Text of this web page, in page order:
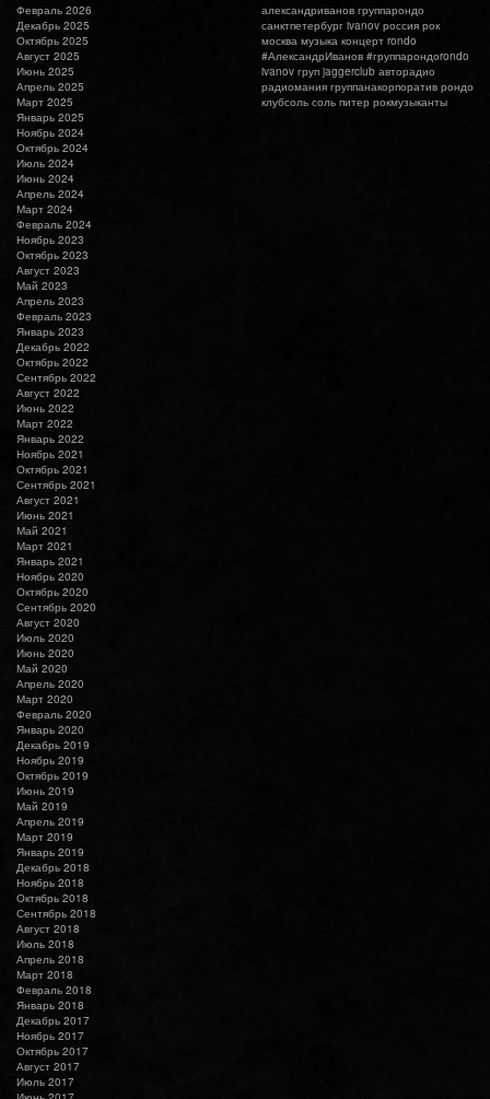
Февраль 2026
Декабрь 2025
Октябрь 2025
Август 2025
Июнь 2025
Апрель 2025
Март 2025
Январь 2025
Ноябрь 2024
Октябрь 2024
Июль 2024
Июнь 2024
Апрель 2024
Март 2024
Февраль 2024
Ноябрь 2023
Октябрь 2023
Август 2023
Май 2023
Апрель 2023
Февраль 2023
Январь 2023
Декабрь 2022
Октябрь 2022
Сентябрь 2022
Август 2022
Июнь 2022
Март 2022
Январь 2022
Ноябрь 2021
Октябрь 2021
Сентябрь 2021
Август 2021
Июнь 2021
Май 2021
Март 2021
Январь 2021
Ноябрь 2020
Октябрь 2020
Сентябрь 2020
Август 2020
Июль 2020
Июнь 2020
Май 2020
Апрель 2020
Март 2020
Февраль 2020
Январь 2020
Декабрь 2019
Ноябрь 2019
Октябрь 2019
Июнь 2019
Май 2019
Апрель 2019
Март 2019
Январь 2019
Декабрь 2018
Ноябрь 2018
Октябрь 2018
Сентябрь 2018
Август 2018
Июль 2018
Апрель 2018
Март 2018
Февраль 2018
Январь 2018
Декабрь 2017
Ноябрь 2017
Октябрь 2017
Август 2017
Июль 2017
александриванов группарондо
санктпетербург ivanov россия рок
москва музыка концерт rondo
#АлександрИванов #группарондоrondo
ivanov груп jaggerclub авторадио
радиомания группанакорпоратив рондо
клубсоль соль питер рокмузыканты